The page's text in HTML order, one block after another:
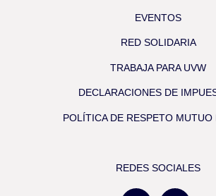
EVENTOS
RED SOLIDARIA
TRABAJA PARA UVW
DECLARACIONES DE
POLÍTICA DE RESPETO MUTUO
REDES SOCIALES